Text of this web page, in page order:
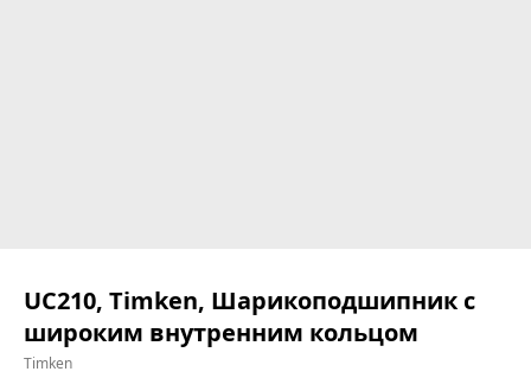
UC210, Timken, Шарикоподшипник с
широким внутренним кольцом
Timken